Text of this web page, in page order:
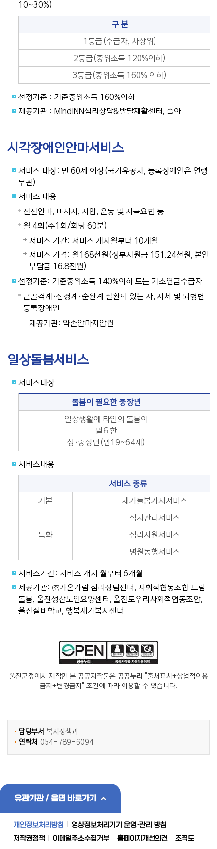
10~30%)
구 분
1등급(수급자, 차상위)
2등급(중위소득 120%이하)
3등급(중위소득 160% 이하)
선정기준 : 기준중위소득 160%이하
제공기관 : MindINN심리상담&발달재활센터, 슬아
시각장애인안마서비스
서비스 대상: 만 60세 이상(국가유공자, 등록장애인은 연령
무관)
서비스 내용
전신안마, 마사지, 지압, 운동 및 자극요법 등
월 4회(주1회/회당 60분)
서비스 기간: 서비스 개시월부터 10개월
서비스 가격: 월168천원(정부지원금 151.24천원, 본인
부담금 16.8천원)
선정기준: 기준중위소득 140%이하 또는 기초연금수급자
근골격계·신경계·순환계 질환이 있는 자, 지체 및 뇌병변
등록장애인
제공기관: 약손안마지압원
일상돌봄서비스
서비스대상
돌봄이 필요한 중장년
일상생활에 타인의 돌봄이
필요한
청·중장년(만19~64세)
서비스내용
서비스 종류
기본
재가돌봄가사서비스
특화
식사관리서비스
심리지원서비스
병원동행서비스
서비스기간: 서비스 개시 월부터 6개월
제공기관: ㈜가온가람 심리상담센터, 사회적협동조합 드림
돌봄, 울진성산노인요양센터, 울진도우리사회적협동조합,
울진실버학교, 행복재가복지센터
울진군청에서 제작한 본 공공저작물은 공공누리 "출처표시+상업적이용
금지+변경금지" 조건에 따라 이용할 수 있습니다.
담당부서 복지정책과
연락처 054-789-6094
유관기관 / 읍면 바로가기
개인정보처리방침
영상정보처리기기 운영·관리 방침
저작권정책
이메일주소수집거부 홈페이지개선의견
조직도